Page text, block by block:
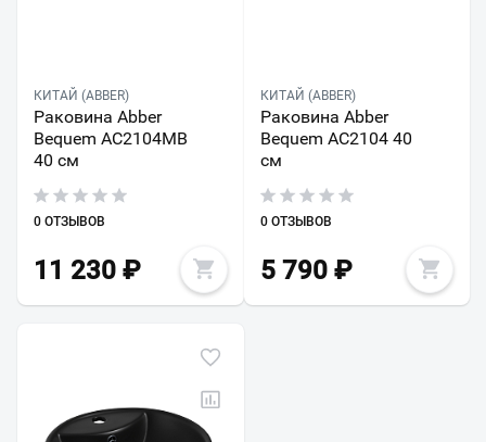
КИТАЙ (ABBER)
Раковина Abber
Bequem AC2104MB
40 см
0 ОТЗЫВОВ
11 230 ₽
КИТАЙ (ABBER)
Раковина Abber
Bequem AC2104 40
см
0 ОТЗЫВОВ
5 790₽